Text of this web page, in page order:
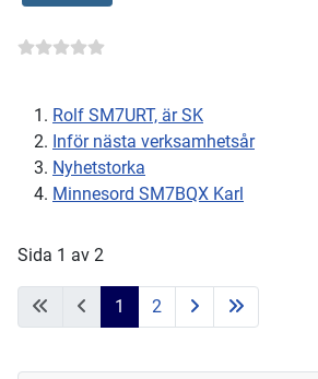
Rolf SM7URT, är SK
Inför nästa verksamhetsår
Nyhetstorka
Minnesord SM7BQX Karl
Sida 1 av 2
1 2